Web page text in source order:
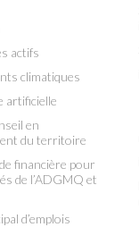
actifs
climatiques
artificielle
en
du territoire
financière pour
de l’ADGMQ et
d’emplois